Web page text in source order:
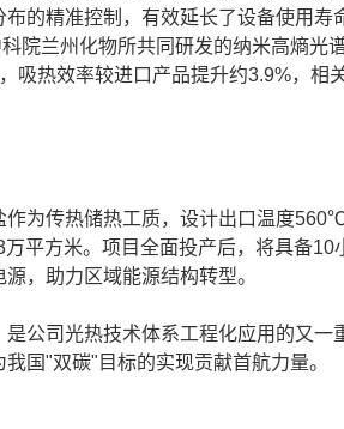
的精准控制，有效延长了设备使用
院兰州化物所共同研发的纳米高熵光
吸热效率较进口产品提升约3.9%，相
传热储热工质，设计出口温度
平方米。项目全面投产后，将具备
，助力区域能源结构转型。
司光热技术体系工程化应用的又一
国"双碳"目标的实现贡献首航力量。